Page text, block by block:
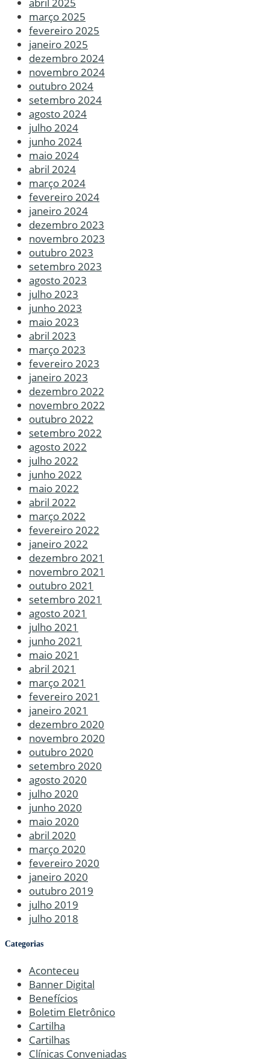
março 2025
fevereiro 2025
janeiro 2025
dezembro 2024
novembro 2024
outubro 2024
setembro 2024
agosto 2024
julho 2024
junho 2024
maio 2024
abril 2024
março 2024
fevereiro 2024
janeiro 2024
dezembro 2023
novembro 2023
outubro 2023
setembro 2023
agosto 2023
julho 2023
junho 2023
maio 2023
abril 2023
março 2023
fevereiro 2023
janeiro 2023
dezembro 2022
novembro 2022
outubro 2022
setembro 2022
agosto 2022
julho 2022
junho 2022
maio 2022
abril 2022
março 2022
fevereiro 2022
janeiro 2022
dezembro 2021
novembro 2021
outubro 2021
setembro 2021
agosto 2021
julho 2021
junho 2021
maio 2021
abril 2021
março 2021
fevereiro 2021
janeiro 2021
dezembro 2020
novembro 2020
outubro 2020
setembro 2020
agosto 2020
julho 2020
junho 2020
maio 2020
abril 2020
março 2020
fevereiro 2020
janeiro 2020
outubro 2019
julho 2019
julho 2018
Categorias
Aconteceu
Banner Digital
Benefícios
Boletim Eletrônico
Cartilha
Cartilhas
Clínicas Conveniadas